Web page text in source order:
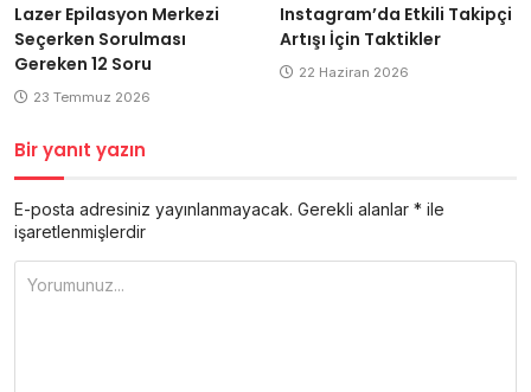
Lazer Epilasyon Merkezi
Seçerken Sorulması
Gereken 12 Soru
23 Temmuz 2026
Instagram’da Etkili Takipçi
Artışı İçin Taktikler
22 Haziran 2026
Bir yanıt yazın
E-posta adresiniz yayınlanmayacak. Gerekli alanlar * ile
işaretlenmişlerdir